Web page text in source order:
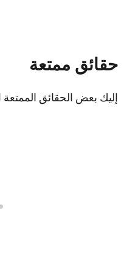
حقائق ممتعة
إليك بعض الحقائق الممتعة